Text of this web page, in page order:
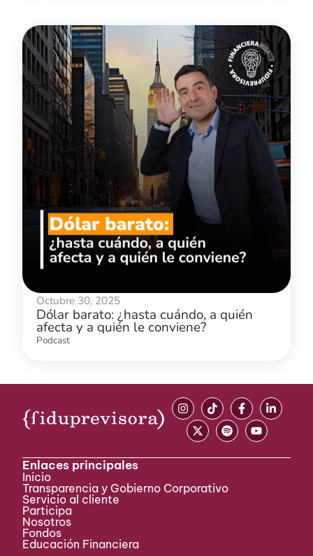
Octubre 30, 2025
Dólar barato: ¿hasta cuándo, a quién
afecta y a quién le conviene?
Podcast
Enlaces principales
Inicio
Transparencia y Gobierno Corporativo
Servicio al cliente
Participa ​
Nosotros
Fondos
Educación Financiera